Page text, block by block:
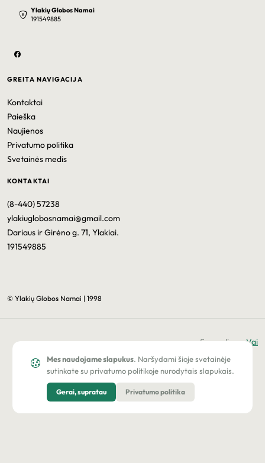
Mes naudojame slapukus. Naršydami šioje svetainėje
sutinkate su privatumo politikoje nurodytais slapukais.
Gerai, supratau Privatumo politika
Ylakių Globos Namai
191549885
GREITA NAVIGACIJA
Kontaktai
Paieška
Naujienos
Privatumo politika
Svetainės medis
KONTAKTAI
(8-440) 57238
ylakiuglobosnamai@gmail.com
Dariaus ir Girėno g. 71, Ylakiai.
191549885
© Ylakių Globos Namai | 1998
SprendimasVai